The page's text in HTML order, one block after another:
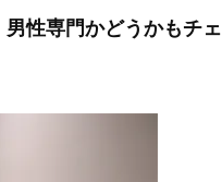
性専門かどうかもチェ